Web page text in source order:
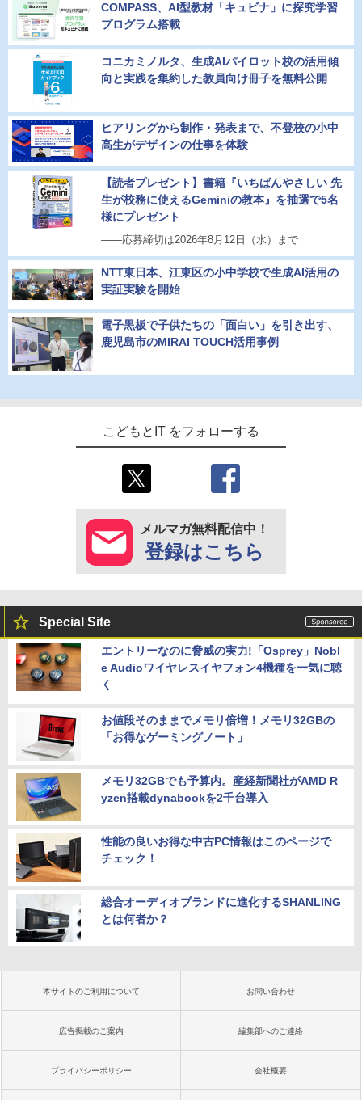
COMPASS、AI型教材「キュビナ」に探究学習
プログラム搭載
コニカミノルタ、生成AIパイロット校の活用傾
向と実践を集約した教員向け冊子を無料公開
ヒアリングから制作・発表まで、不登校の小中
高生がデザインの仕事を体験
【読者プレゼント】書籍『いちばんやさしい 先
生が校務に使えるGeminiの教本』を抽選で5名
様にプレゼント
――応募締切は2026年8月12日（水）まで
NTT東日本、江東区の小中学校で生成AI活用の
実証実験を開始
電子黒板で子供たちの「面白い」を引き出す、
鹿児島市のMIRAI TOUCH活用事例
こどもとIT をフォローする
メルマガ無料配信中！
登録はこちら
Special Site
エントリーなのに脅威の実力!「Osprey」Nobl
e Audioワイヤレスイヤフォン4機種を一気に聴
く
お値段そのままでメモリ倍増！メモリ32GBの
「お得なゲーミングノート」
メモリ32GBでも予算内。産経新聞社がAMD R
yzen搭載dynabookを2千台導入
性能の良いお得な中古PC情報はこのページで
チェック！
総合オーディオブランドに進化するSHANLING
とは何者か？
本サイトのご利用について お問い合わせ
広告掲載のご案内 編集部へのご連絡
プライバシーポリシー 会社概要